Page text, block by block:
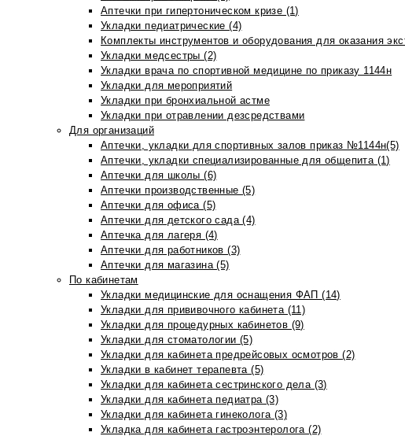
Аптечки при гипертоническом кризе (1)
Укладки педиатрические (4)
Комплекты инструментов и оборудования для оказания
Укладки медсестры (2)
Укладки врача по спортивной медицине по приказу 1144н
Укладки для мероприятий
Укладки при бронхиальной астме
Укладки при отравлении дезсредствами
Для организаций
Аптечки, укладки для спортивных залов приказ №1144н(5)
Аптечки, укладки специализированные для общепита (1)
Аптечки для школы (6)
Аптечки производственные (5)
Аптечки для офиса (5)
Аптечки для детского сада (4)
Аптечка для лагеря (4)
Аптечки для работников (3)
Аптечки для магазина (5)
По кабинетам
Укладки медицинские для оснащения ФАП (14)
Укладки для прививочного кабинета (11)
Укладки для процедурных кабинетов (9)
Укладки для стоматологии (5)
Укладки для кабинета предрейсовых осмотров (2)
Укладки в кабинет терапевта (5)
Укладки для кабинета сестринского дела (3)
Укладки для кабинета педиатра (3)
Укладки для кабинета гинеколога (3)
Укладка для кабинета гастроэнтеролога (2)